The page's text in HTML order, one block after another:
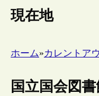
現在地
ホーム»カレントア
国立国会図